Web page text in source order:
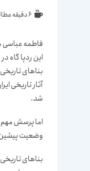
زمان6 دقیقه مطالعه
فاطمه عباسی
این ردپا گاه
بناهای
آثار تاریخی
شد.
اما پرسش مهم
وضعیت پیشین
بناهای